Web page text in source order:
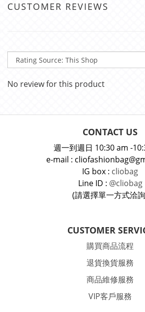
CUSTOMER REVIEWS
No review for this product
CONTACT US
週一到週日 10:30 am -
e-mail :
IG box : cliobag
Line ID : @cliobag
(請選擇單一方式洽
CUSTOMER
購買商品流程
退貨換貨服務
商品維修服務
VIP客戶服務